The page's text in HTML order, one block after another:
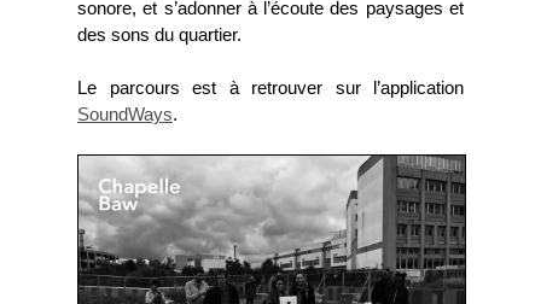
sonore, et s’adonner à l’écoute des paysages et
des sons du quartier.
Le parcours est à retrouver sur l’application
SoundWays.